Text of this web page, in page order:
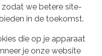
we betere site-
in de toekomst.
die op je apparaat
je onze website